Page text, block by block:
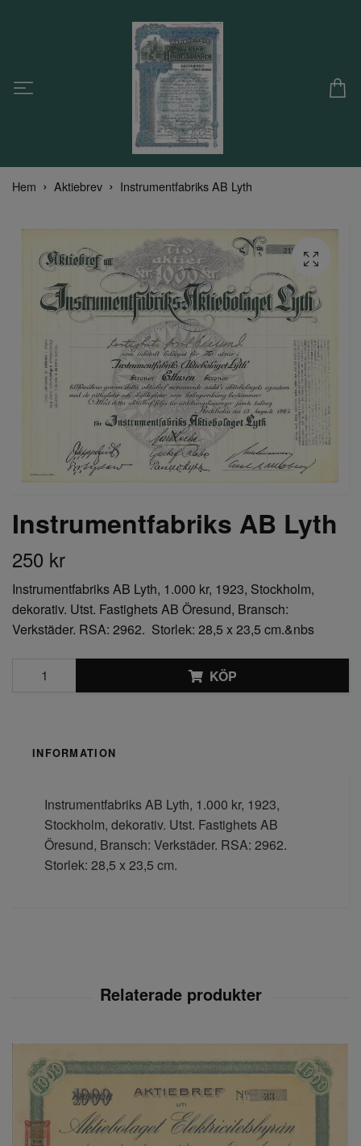
Hem Aktiebrev Instrumentfabriks AB Lyth
Instrumentfabriks AB Lyth
250 kr
Instrumentfabriks AB Lyth, 1.000 kr, 1923, Stockholm,
dekorativ. Utst. Fastighets AB Öresund, Bransch:
Verkstäder. RSA: 2962. Storlek: 28,5 x 23,5 cm.&nbs
KÖP
INFORMATION
Instrumentfabriks AB Lyth, 1.000 kr, 1923,
Stockholm, dekorativ. Utst. Fastighets AB
Öresund, Bransch: Verkstäder. RSA: 2962.
Storlek: 28,5 x 23,5 cm.